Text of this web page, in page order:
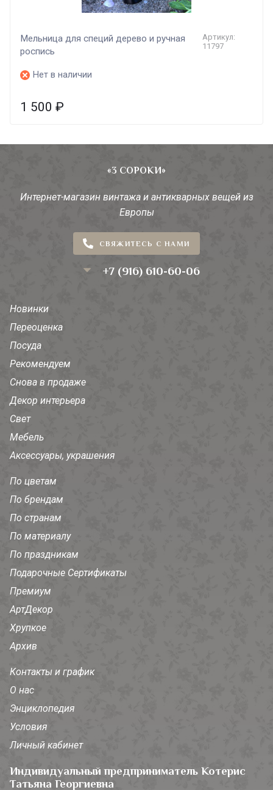
Мельница для специй дерево и ручная
роспись
Артикул:
11797
Нет в наличии
1 500 ₽
«3 СОРОКИ»
Интернет-магазин винтажа и антикварных вещей из
Европы
СВЯЖИТЕСЬ С НАМИ
+7 (916) 610-60-06
Новинки
Переоценка
Посуда
Рекомендуем
Снова в продаже
Декор интерьера
Свет
Мебель
Аксессуары, украшения
По цветам
По брендам
По странам
По материалу
По праздникам
Подарочные Сертификаты
Премиум
АртДекор
Хрупкое
Архив
Контакты и график
О нас
Энциклопедия
Условия
Личный кабинет
Индивидуальный предприниматель Котерис
Татьяна Георгиевна